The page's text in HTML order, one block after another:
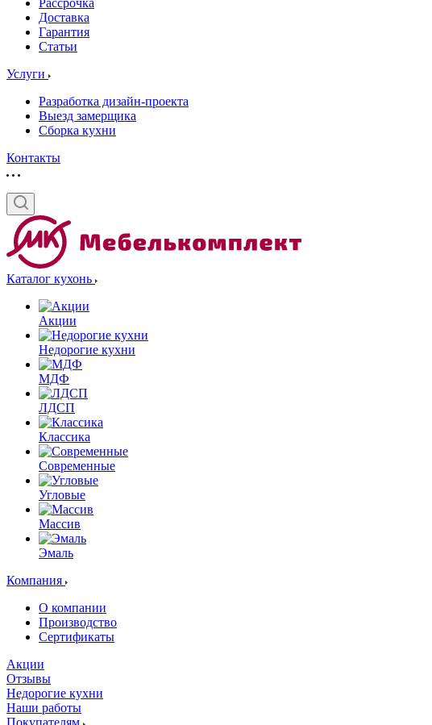
Доставка
Гарантия
Статьи
Услуги
Разработка дизайн-проекта
Выезд замерщика
Сборка кухни
Контакты
Каталог кухонь
Акции
Недорогие кухни
МДФ
ЛДСП
Классика
Современные
Угловые
Массив
Эмаль
Компания
О компании
Производство
Сертификаты
Акции
Отзывы
Недорогие кухни
Наши работы
Покупателям